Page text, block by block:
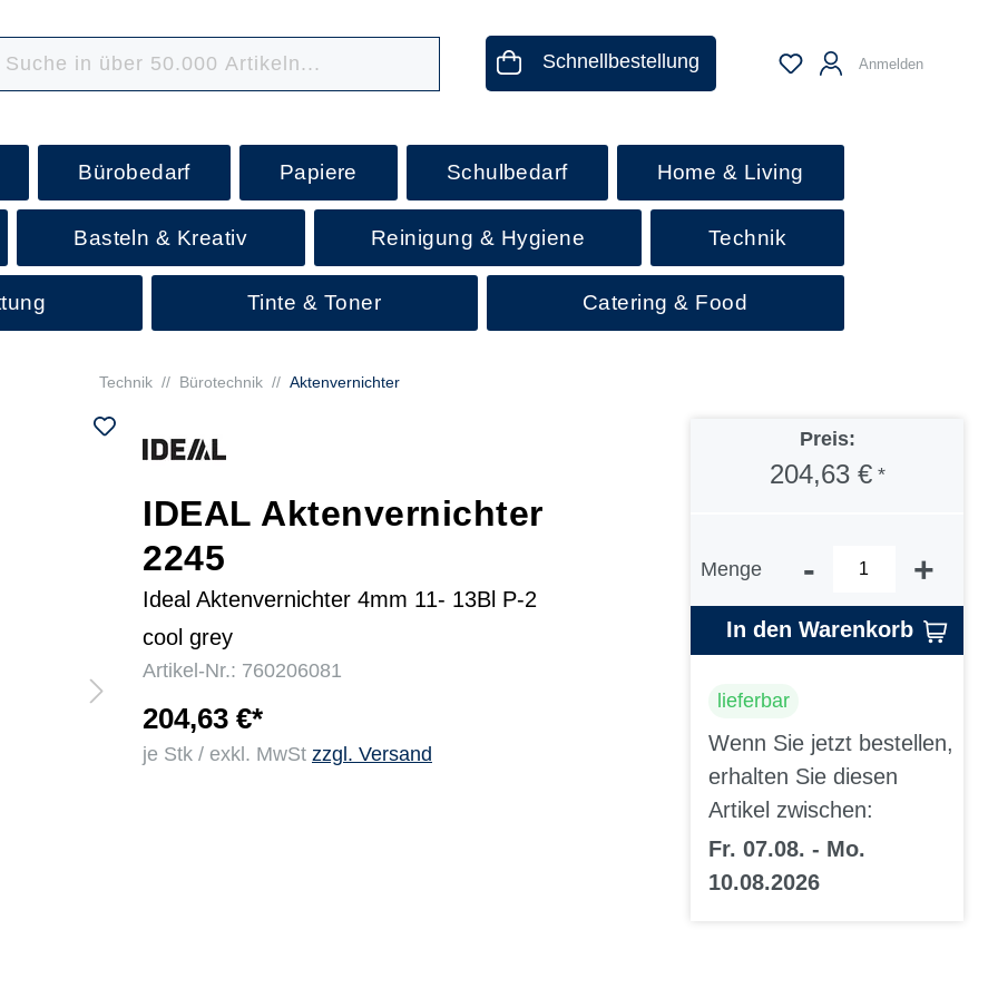
Schnellbestellung Anmelden
Bürobedarf Papiere Schulbedarf Home & Living
Basteln & Kreativ Reinigung & Hygiene Technik
Tinte & Toner Catering & Food
Technik // Bürotechnik // Aktenvernichter
IDEAL Aktenvernichter
2245
Ideal Aktenvernichter 4mm 11- 13Bl P-2
cool grey
Artikel-Nr.: 760206081
204,63 €*
je Stk / exkl. MwSt zzgl. Versand
Preis:
204,63 €*
Menge - +
In den Warenkorb
lieferbar
Wenn Sie jetzt bestellen,
erhalten Sie diesen
Artikel zwischen:
Fr. 07.08. - Mo.
10.08.2026